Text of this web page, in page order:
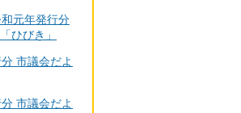
元年発行分
ひびき」
市議会だよ
市議会だよ